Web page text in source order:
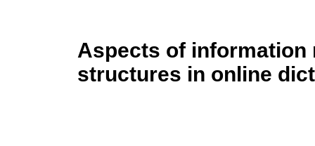
Aspects of information
structures in online